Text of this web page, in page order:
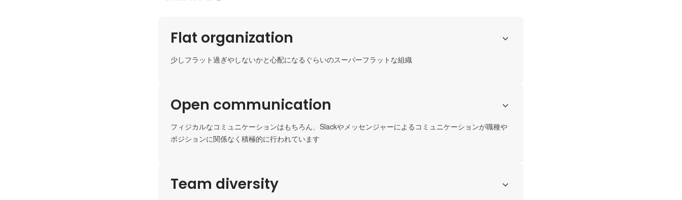
Flat organization
少しフラット過ぎやしないかと心配になるぐらいのスーパーフラットな組織
Open communication
フィジカルなコミュニケーションはもちろん、Slackやメッセンジャーによるコミュニケーションが職種や
ポジションに関係なく積極的に行われています
Team diversity